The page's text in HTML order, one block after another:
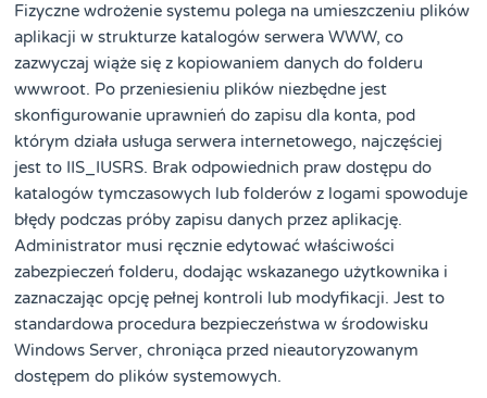
Fizyczne wdrożenie systemu polega na umieszczeniu plików
aplikacji w strukturze katalogów serwera WWW, co
zazwyczaj wiąże się z kopiowaniem danych do folderu
wwwroot. Po przeniesieniu plików niezbędne jest
skonfigurowanie uprawnień do zapisu dla konta, pod
którym działa usługa serwera internetowego, najczęściej
jest to IIS_IUSRS. Brak odpowiednich praw dostępu do
katalogów tymczasowych lub folderów z logami spowoduje
błędy podczas próby zapisu danych przez aplikację.
Administrator musi ręcznie edytować właściwości
zabezpieczeń folderu, dodając wskazanego użytkownika i
zaznaczając opcję pełnej kontroli lub modyfikacji. Jest to
standardowa procedura bezpieczeństwa w środowisku
Windows Server, chroniąca przed nieautoryzowanym
dostępem do plików systemowych.